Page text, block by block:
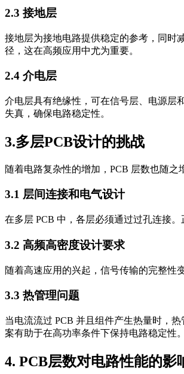
2.3 接地层
接地层为接地电路提供稳定的参考，同时
径，这在高频应用中尤为重要。
2.4 介电层
介电层具有绝缘性，可在信号层、电源层
失真，确保电路稳定性。
3.多层PCB设计的挑战
随着电路复杂性的增加，PCB 层数也随
3.1 层间连接和电气设计
在多层 PCB 中，各层必须通过过孔连接
3.2 高频高密度设计要求
随着高速应用的兴起，信号传输的完整性
3.3 热管理问题
当电流流过 PCB 并且组件产生热量时，
案有助于在高功率条件下保持电路稳定性。
4. PCB层数对电路性能的影